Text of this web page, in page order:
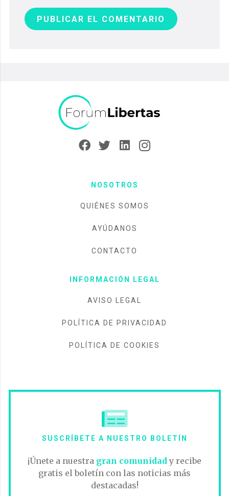
PUBLICAR EL COMENTARIO
NOSOTROS
QUIÉNES SOMOS
AYÚDANOS
CONTACTO
INFORMACIÓN LEGAL
AVISO LEGAL
POLÍTICA DE PRIVACIDAD
POLÍTICA DE COOKIES
SUSCRÍBETE A NUESTRO BOLETÍN
¡Únete a nuestra gran comunidad y recibe
gratis el boletín con las noticias más
destacadas!